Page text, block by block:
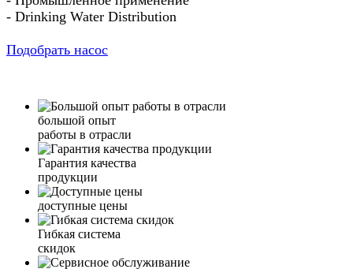
- Drinking Water Distribution
Подобрать насос
большой опыт
работы в отрасли
Гарантия качества
продукции
доступные цены
Гибкая система
скидок